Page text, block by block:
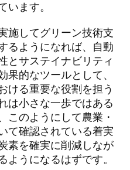
います。
施してグリーン技術支
るようになれば、自動
とサステイナビリティ
果的なツールとして、
ける重要な役割を担う
は小さな一歩ではある
このようにして農業・
て確認されている着実
素を確実に削減しなが
ようになるはずです。